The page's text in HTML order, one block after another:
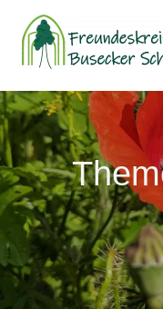
Navigation
überspringen